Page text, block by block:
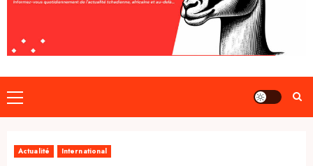
Primary
Menu
Actualité International